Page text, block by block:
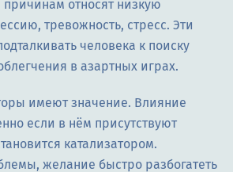
причинам относят низкую
тревожность, стресс. Эти
человека к поиску
в азартных играх.
имеют значение. Влияние
если в нём присутствуют
катализатором.
желание быстро разбогатеть